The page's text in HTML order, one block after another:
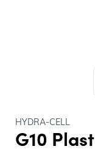
HYDRA-CELL
G10 Plast